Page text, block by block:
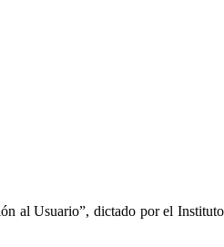
al Usuario”, dictado por el